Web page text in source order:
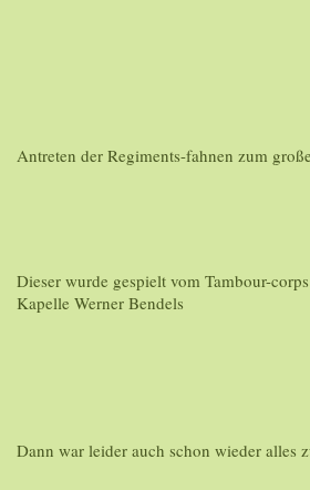
Antreten der Regiments-fahnen zum
Dieser wurde gespielt vom Tambour-
Kapelle Werner Bendels
Dann war leider auch schon wieder alles